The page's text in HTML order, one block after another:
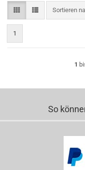
Sortieren
Sortieren
1
1
So